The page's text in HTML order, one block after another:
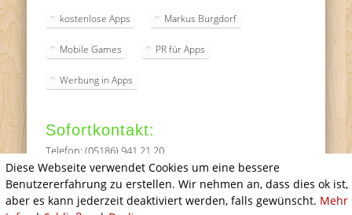
kostenlose Apps Markus Burgdorf
Mobile Games PR für Apps
Werbung in Apps
Sofortkontakt:
Telefon: (05186) 941 21 20
© 2026 App Agency Deutschland
Diese Webseite verwendet Cookies um eine bessere
Benutzererfahrung zu erstellen. Wir nehmen an, dass dies ok ist,
aber es kann jederzeit deaktiviert werden, falls gewünscht. Mehr